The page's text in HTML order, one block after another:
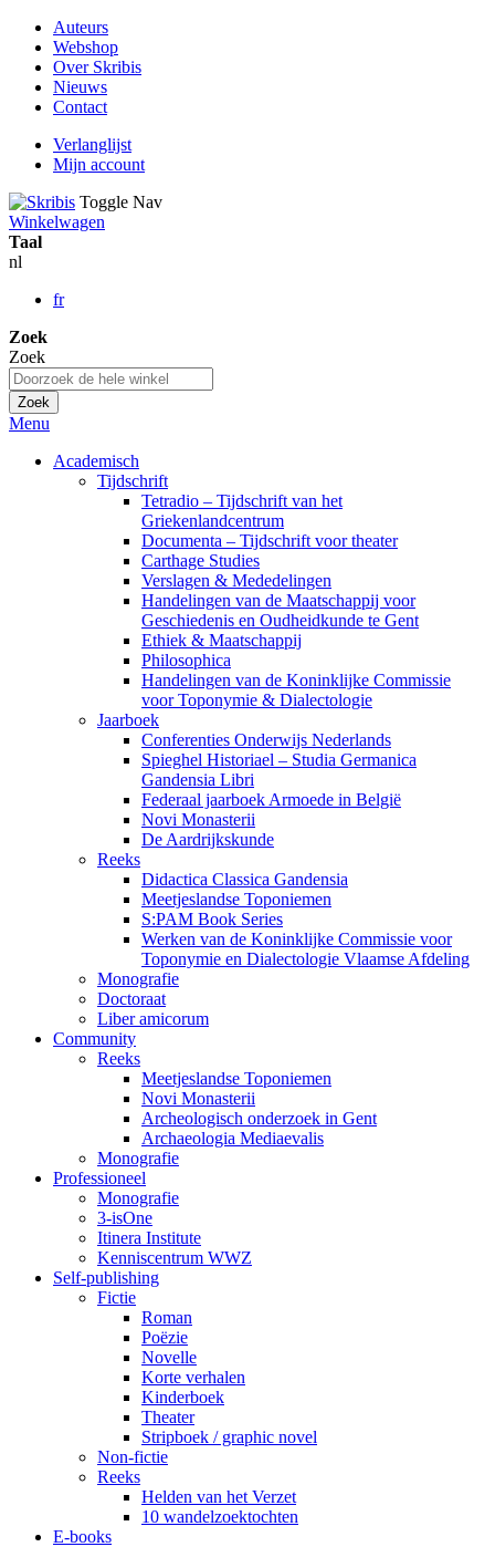
Auteurs
Webshop
Over Skribis
Nieuws
Contact
Verlanglijst
Mijn account
Toggle Nav
Winkelwagen
Taal
nl
fr
Zoek
Zoek
Zoek
Menu
Academisch
Tijdschrift
Tetradio – Tijdschrift van het
Griekenlandcentrum
Documenta – Tijdschrift voor theater
Carthage Studies
Verslagen & Mededelingen
Handelingen van de Maatschappij voor
Geschiedenis en Oudheidkunde te Gent
Ethiek & Maatschappij
Philosophica
Handelingen van de Koninklijke Commissie
voor Toponymie & Dialectologie
Jaarboek
Conferenties Onderwijs Nederlands
Spieghel Historiael – Studia Germanica
Gandensia Libri
Federaal jaarboek Armoede in België
Novi Monasterii
De Aardrijkskunde
Reeks
Didactica Classica Gandensia
Meetjeslandse Toponiemen
S:PAM Book Series
Werken van de Koninklijke Commissie voor
Toponymie en Dialectologie Vlaamse Afdeling
Monografie
Doctoraat
Liber amicorum
Community
Reeks
Meetjeslandse Toponiemen
Novi Monasterii
Archeologisch onderzoek in Gent
Archaeologia Mediaevalis
Monografie
Professioneel
Monografie
3-isOne
Itinera Institute
Kenniscentrum WWZ
Self-publishing
Fictie
Roman
Poëzie
Novelle
Korte verhalen
Kinderboek
Theater
Stripboek / graphic novel
Non-fictie
Reeks
Helden van het Verzet
10 wandelzoektochten
E-books